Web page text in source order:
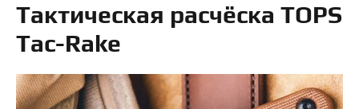
Тактическая расчёска TOPS
Tac-Rake